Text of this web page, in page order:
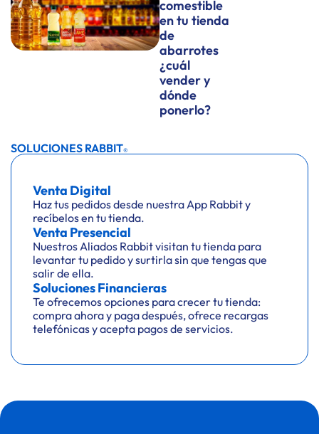
comestible
en tu tienda
de
abarrotes
¿cuál
vender y
dónde
ponerlo?
SOLUCIONES RABBIT®
Venta Digital
Haz tus pedidos desde nuestra App Rabbit y
recíbelos en tu tienda.
Venta Presencial
Nuestros Aliados Rabbit visitan tu tienda para
levantar tu pedido y surtirla sin que tengas que
salir de ella.
Soluciones Financieras
Te ofrecemos opciones para crecer tu tienda:
compra ahora y paga después, ofrece recargas
telefónicas y acepta pagos de servicios.